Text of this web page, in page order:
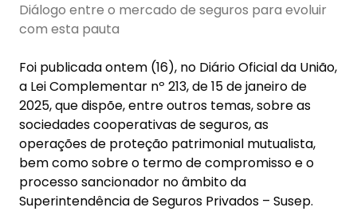
Diálogo entre o mercado de seguros para evoluir
com esta pauta
Foi publicada ontem (16), no Diário Oficial da União,
a Lei Complementar nº 213, de 15 de janeiro de
2025, que dispõe, entre outros temas, sobre as
sociedades cooperativas de seguros, as
operações de proteção patrimonial mutualista,
bem como sobre o termo de compromisso e o
processo sancionador no âmbito da
Superintendência de Seguros Privados – Susep.